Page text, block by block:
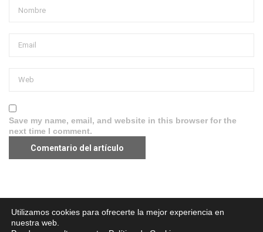
Save my name, email, and website in this browser for the
next time I comment.
Aviso legal·Política de Privacidad·Política de Cookies
Utilizamos cookies para ofrecerte la mejor experiencia en
nuestra web.